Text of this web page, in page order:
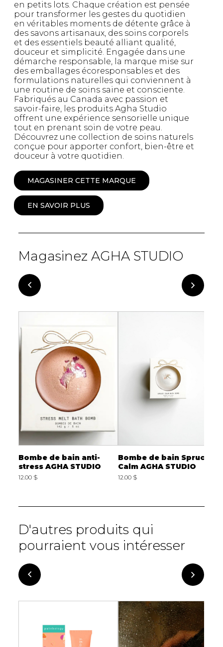
en petits lots. Chaque création est pensée
pour transformer les gestes du quotidien
en véritables moments de détente grâce à
des savons artisanaux, des soins corporels
et des essentiels beauté alliant qualité,
douceur et simplicité. Engagée dans une
démarche responsable, la marque mise sur
des emballages écoresponsables et des
formulations naturelles qui conviennent à
une routine de soins saine et consciente.
Fabriqués au Canada avec passion et
savoir-faire, les produits Agha Studio
offrent une expérience sensorielle unique
tout en prenant soin de votre peau.
Découvrez une collection de soins naturels
conçue pour apporter confort, bien-être et
douceur à votre quotidien.
MAGASINER CETTE MARQUE
EN SAVOIR PLUS
Magasinez AGHA STUDIO
Bombe de bain anti-
stress AGHA STUDIO
12.00 $
Bombe de bain Spruce
Calm AGHA STUDIO
12.00 $
D'autres produits qui
pourraient vous intéresser